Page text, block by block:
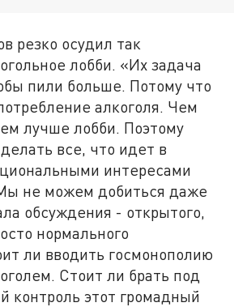
резко осудил так
лобби. «Их задача
пили больше. Потому что
алкоголя. Чем
лучше лобби. Поэтому
все, что идет в
интересами
не можем добиться даже
обсуждения - открытого,
нормального
ли вводить госмонополию
Стоит ли брать под
контроль этот громадный